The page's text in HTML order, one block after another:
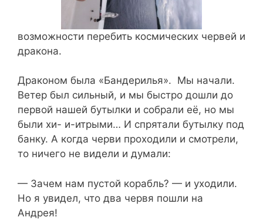
возможности перебить космических червей и
дракона.
Драконом была «Бандерилья». Мы начали.
Ветер был сильный, и мы быстро дошли до
первой нашей бутылки и собрали её, но мы
были хи- и-итрыми… И спрятали бутылку под
банку. А когда черви проходили и смотрели,
то ничего не видели и думали:
— Зачем нам пустой корабль? — и уходили.
Но я увидел, что два червя пошли на
Андрея!